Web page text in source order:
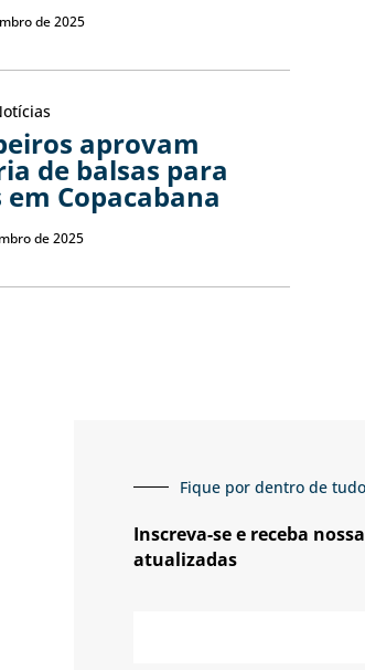
de 2025
aprovam
de balsas para
em Copacabana
de 2025
Fique por dentro de
Inscreva-se e receba
atualizadas